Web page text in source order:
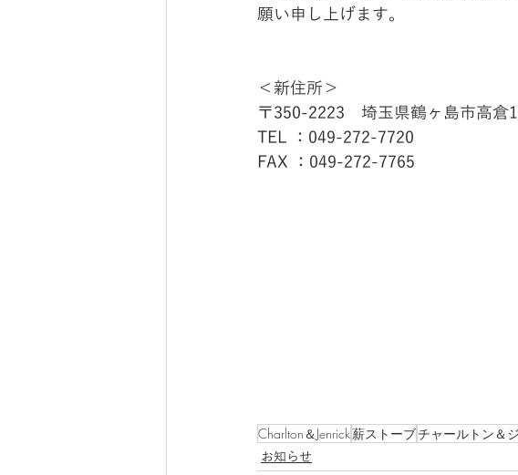
願い申し上げます。
＜新住所＞
〒350-2223　埼玉県鶴ヶ島市高倉
TEL ：049-272-7720
FAX ：049-272-7765
Charlton＆Jenrick薪ストーブチャールトン＆
お知らせ